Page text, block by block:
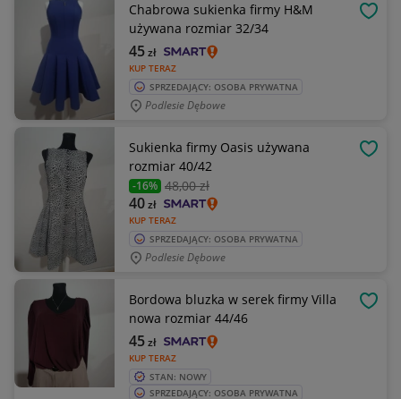
Chabrowa sukienka firmy H&M
używana rozmiar 32/34
KUP TERAZ
45zł
SPRZEDAJĄCY: OSOBA PRYWATNA
Podlesie Dębowe
Sukienka firmy Oasis używana
rozmiar 40/42
-16% 48,00 zł
KUP TERAZ
40zł
SPRZEDAJĄCY: OSOBA PRYWATNA
Podlesie Dębowe
Bordowa bluzka w serek firmy Villa
nowa rozmiar 44/46
KUP TERAZ
45zł
STAN: NOWY
SPRZEDAJĄCY: OSOBA PRYWATNA